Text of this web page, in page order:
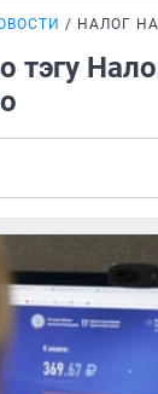
НАЛОГ
тэгу